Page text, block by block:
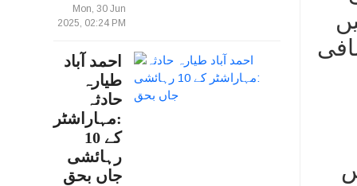
Mon, 30 Jun
2025, 02:24 PM
احمد آباد
طیارہ
حادثہ
:مہاراشٹر
کے 10
رہائشی
جاں بحق